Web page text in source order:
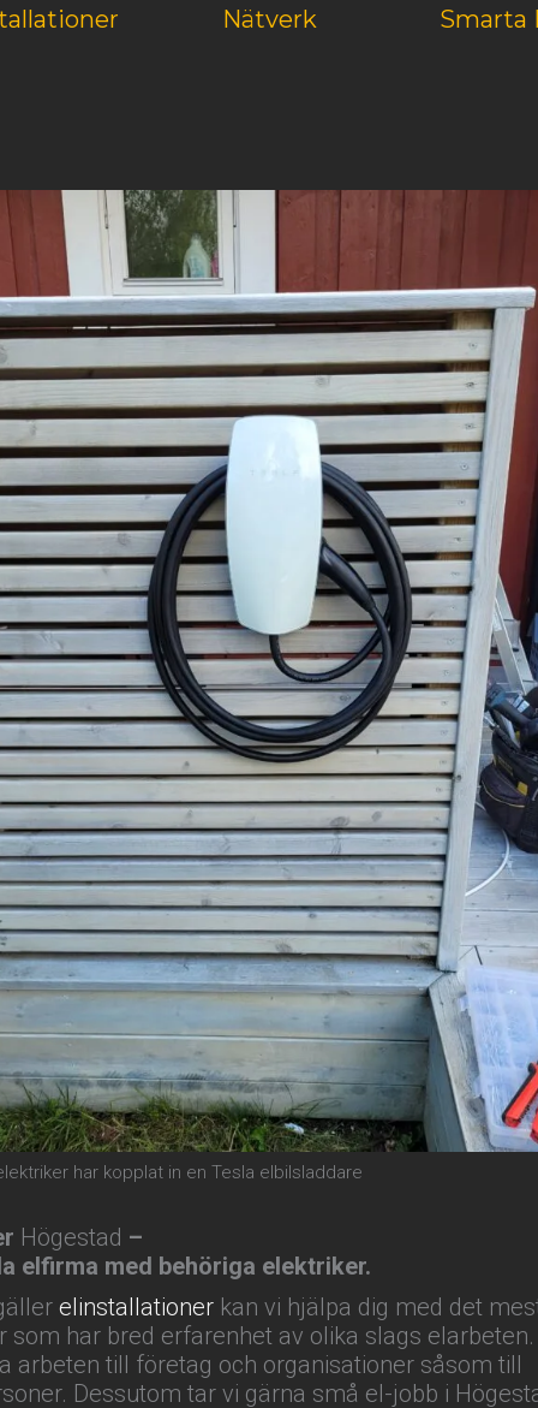
Nätverk Smarta
har kopplat in en Tesla elbilsladdare
Högestad –
elfirma med behöriga elektriker.
elinstallationer kan vi hjälpa dig med det
som har bred erfarenhet av olika slags elarbeten.
arbeten till företag och organisationer såsom till
Dessutom tar vi gärna små el-jobb i